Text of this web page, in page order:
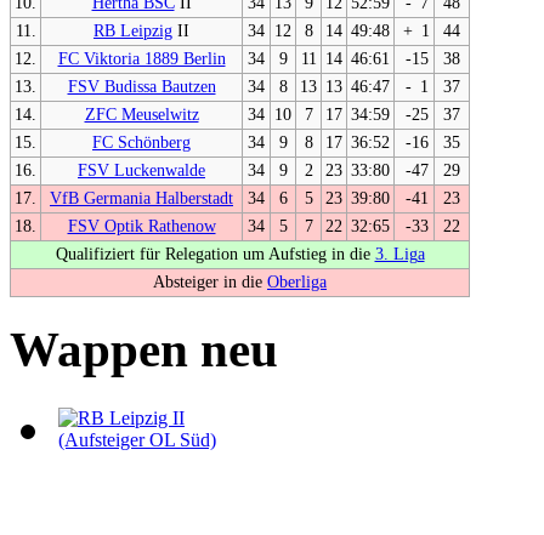
11.
RB Leipzig II 34 12 8 14 49:48 + 1
44
12.
FC Viktoria 1889 Berlin 34 9 11 14 46:61 -15
38
13.
FSV Budissa Bautzen 34 8 13 13 46:47 - 1
37
14.
ZFC Meuselwitz 34 10 7 17 34:59 -25
37
15.
FC Schönberg 34 9 8 17 36:52 -16
35
16.
FSV Luckenwalde 34 9 2 23 33:80 -47
29
17.
VfB Germania Halberstadt 34 6 5 23 39:80 -41
23
18.
FSV Optik Rathenow 34 5 7 22 32:65 -33
22
Qualifiziert für Relegation um Aufstieg in die 3. Liga
Absteiger in die Oberliga
Wappen neu